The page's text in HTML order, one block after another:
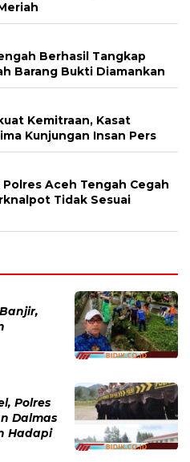
Berhasil Tangkap
Barang Bukti Diamankan
Kemitraan, Kasat
Kunjungan Insan Pers
Aceh Tengah Cegah
Tidak Sesuai
Polres
Dalmas
Hadapi